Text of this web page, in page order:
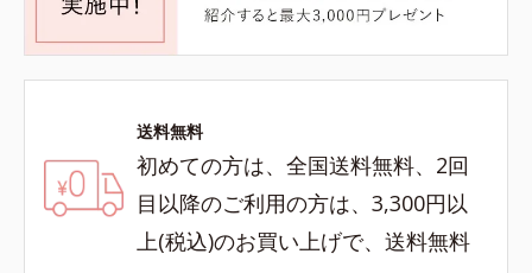
送料無料
初めての方は、全国送料無料、2回
目以降のご利用の方は、3,300円以
上(税込)のお買い上げで、送料無料